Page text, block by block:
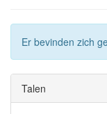
Er bevinden zich
Talen